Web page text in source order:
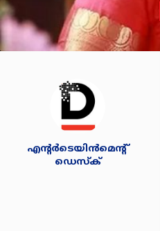
എന്റര്‍ടെയിന്‍മെന്റ്
ഡെസ്‌ക്